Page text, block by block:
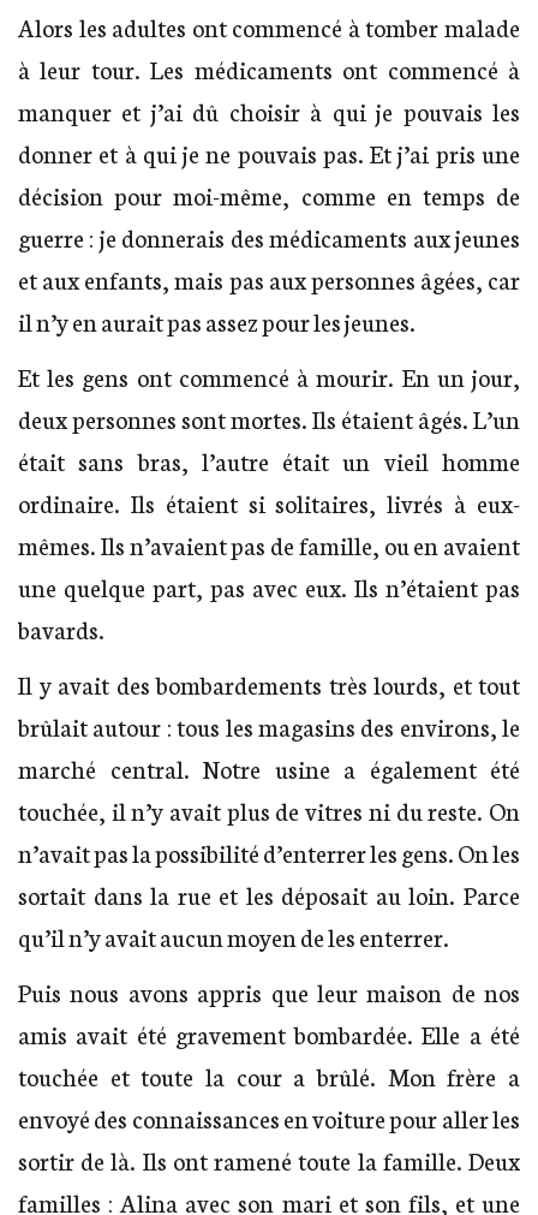
Alors les adultes ont commencé à tomber malade
à leur tour. Les médicaments ont commencé à
manquer et j’ai dû choisir à qui je pouvais les
donner et à qui je ne pouvais pas. Et j’ai pris une
décision pour moi-même, comme en temps de
guerre : je donnerais des médicaments aux jeunes
et aux enfants, mais pas aux personnes âgées, car
il n’y en aurait pas assez pour les jeunes.
Et les gens ont commencé à mourir. En un jour,
deux personnes sont mortes. Ils étaient âgés. L’un
était sans bras, l’autre était un vieil homme
ordinaire. Ils étaient si solitaires, livrés à eux-
mêmes. Ils n’avaient pas de famille, ou en avaient
une quelque part, pas avec eux. Ils n’étaient pas
bavards.
Il y avait des bombardements très lourds, et tout
brûlait autour : tous les magasins des environs, le
marché central. Notre usine a également été
touchée, il n’y avait plus de vitres ni du reste. On
n’avait pas la possibilité d’enterrer les gens. On les
sortait dans la rue et les déposait au loin. Parce
qu’il n’y avait aucun moyen de les enterrer.
Puis nous avons appris que leur maison de nos
amis avait été gravement bombardée. Elle a été
touchée et toute la cour a brûlé. Mon frère a
envoyé des connaissances en voiture pour aller les
sortir de là. Ils ont ramené toute la famille. Deux
familles : Alina avec son mari et son fils, et une